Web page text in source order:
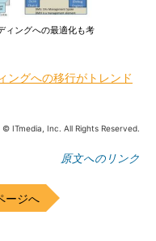
ィングへの最適化も考
ングへの移行がトレンド
ITmedia, Inc. All Rights Reserved.
原文へのリンク
ージへ